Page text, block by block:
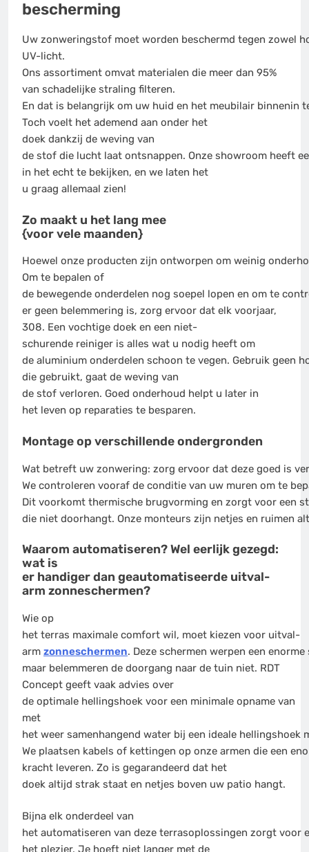
bescherming
Uw zonweringstof moet worden beschermd tegen zowel
UV-licht.
Ons assortiment omvat materialen die meer dan 95%
van schadelijke straling filteren.
En dat is belangrijk om uw huid en het meubilair binnenin
Toch voelt het ademend aan onder het
doek dankzij de weving van
de stof die lucht laat ontsnappen. Onze showroom heeft
in het echt te bekijken, en we laten het
u graag allemaal zien!
Zo maakt u het lang mee
{voor vele maanden}
Hoewel onze producten zijn ontworpen om weinig
Om te bepalen of
de bewegende onderdelen nog soepel lopen en om te
er geen belemmering is, zorg ervoor dat elk voorjaar,
308. Een vochtige doek en een niet-
schurende reiniger is alles wat u nodig heeft om
de aluminium onderdelen schoon te vegen. Gebruik geen
die gebruikt, gaat de weving van
de stof verloren. Goed onderhoud helpt u later in
het leven op reparaties te besparen.
Montage op verschillende ondergronden
Wat betreft uw zonwering: zorg ervoor dat deze goed is
We controleren vooraf de conditie van uw muren om te
Dit voorkomt thermische brugvorming en zorgt voor een
die niet doorhangt. Onze monteurs zijn netjes en ruimen
Waarom automatiseren? Wel eerlijk gezegd:
wat is
er handiger dan geautomatiseerde uitval-
arm zonneschermen?
Wie op
het terras maximale comfort wil, moet kiezen voor uitval-
arm zonneschermen. Deze schermen werpen een enorme
maar belemmeren de doorgang naar de tuin niet. RDT
Concept geeft vaak advies over
de optimale hellingshoek voor een minimale opname van
met
het weer samenhangend water bij een ideale hellingshoek
We plaatsen kabels of kettingen op onze armen die een
kracht leveren. Zo is gegarandeerd dat het
doek altijd strak staat en netjes boven uw patio hangt.
Bijna elk onderdeel van
het automatiseren van deze terrasoplossingen zorgt voor
het plezier. Je hoeft niet langer met de